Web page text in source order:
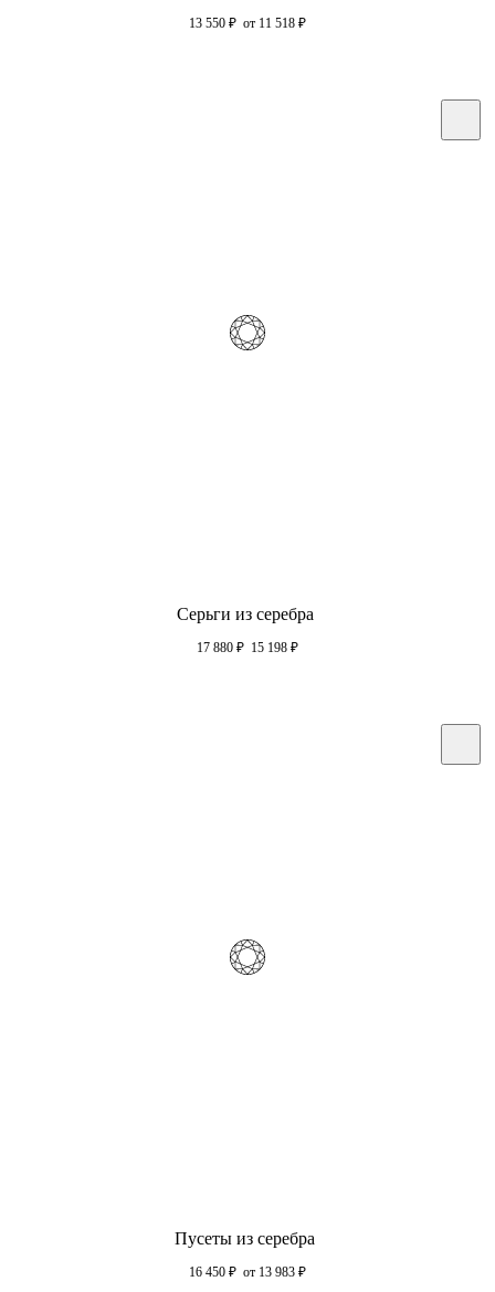
13 550 ₽ от 11 518 ₽
Серьги из серебра
17 880 ₽ 15 198 ₽
Пусеты из серебра
16 450 ₽ от 13 983 ₽